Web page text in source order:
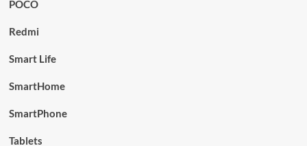
POCO
Redmi
Smart Life
SmartHome
SmartPhone
Tablets